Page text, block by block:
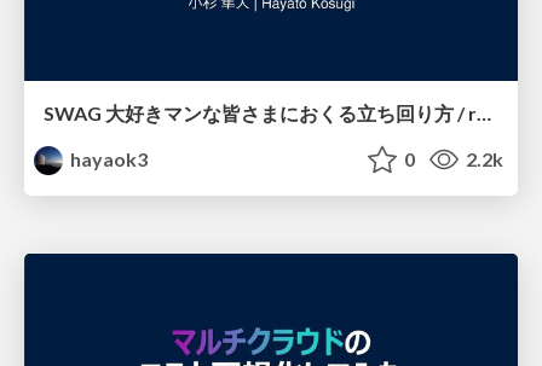
SWAG 大好きマンな皆さまにおくる立ち回り方 / re:Invent 2022 Standby
hayaok3
0 2.2k